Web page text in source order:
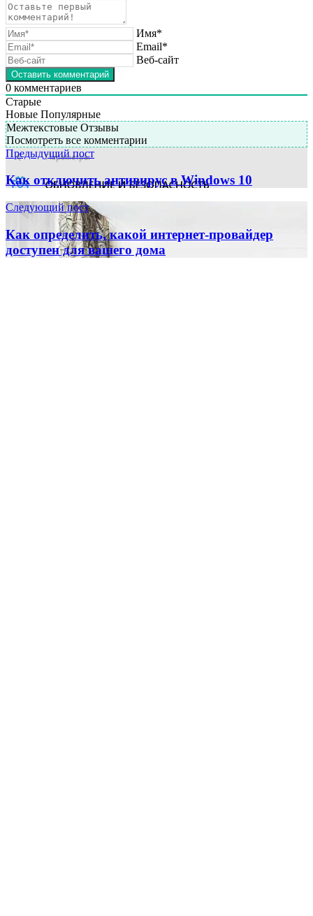
Имя*
Email*
Веб-сайт
0 комментариев
Старые
Новые Популярные
Межтекстовые Отзывы
Посмотреть все комментарии
Предыдущий пост
Как отключить антивирус в Windows 10
Следующий пост
Как определить, какой интернет-провайдер
доступен для вашего дома